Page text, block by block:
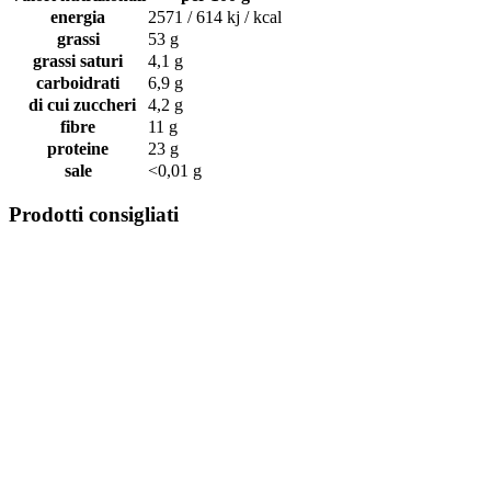
energia
2571 / 614 kj / kcal
grassi
53 g
grassi saturi
4,1 g
carboidrati
6,9 g
di cui zuccheri
4,2 g
fibre
11 g
proteine
23 g
sale
<0,01 g
Prodotti consigliati